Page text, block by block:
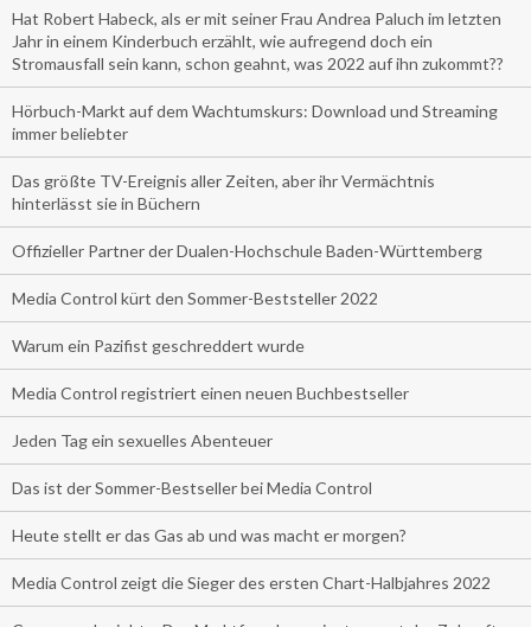
Hat Robert Habeck, als er mit seiner Frau Andrea Paluch im letzten
Jahr in einem Kinderbuch erzählt, wie aufregend doch ein
Stromausfall sein kann, schon geahnt, was 2022 auf ihn zukommt??
Hörbuch-Markt auf dem Wachtumskurs: Download und Streaming
immer beliebter
Das größte TV-Ereignis aller Zeiten, aber ihr Vermächtnis
hinterlässt sie in Büchern
Offizieller Partner der Dualen-Hochschule Baden-Württemberg
Media Control kürt den Sommer-Beststeller 2022
Warum ein Pazifist geschreddert wurde
Media Control registriert einen neuen Buchbestseller
Jeden Tag ein sexuelles Abenteuer
Das ist der Sommer-Bestseller bei Media Control
Heute stellt er das Gas ab und was macht er morgen?
Media Control zeigt die Sieger des ersten Chart-Halbjahres 2022